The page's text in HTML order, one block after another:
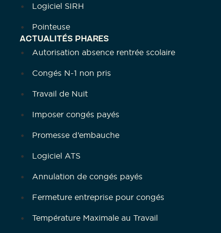
Logiciel SIRH
Pointeuse
ACTUALITÉS PHARES
Autorisation absence rentrée scolaire
Congés N-1 non pris
Travail de Nuit
Imposer congés payés
Promesse d’embauche
Logiciel ATS
Annulation de congés payés
Fermeture entreprise pour congés
Température Maximale au Travail